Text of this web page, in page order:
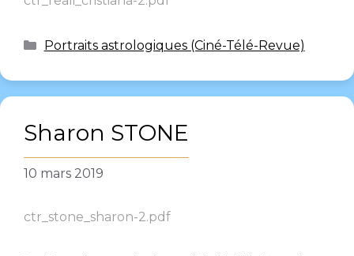
Portraits astrologiques (Ciné-Télé-Revue)
Sharon STONE
10 mars 2019
ctr_stone_sharon-2.pdf